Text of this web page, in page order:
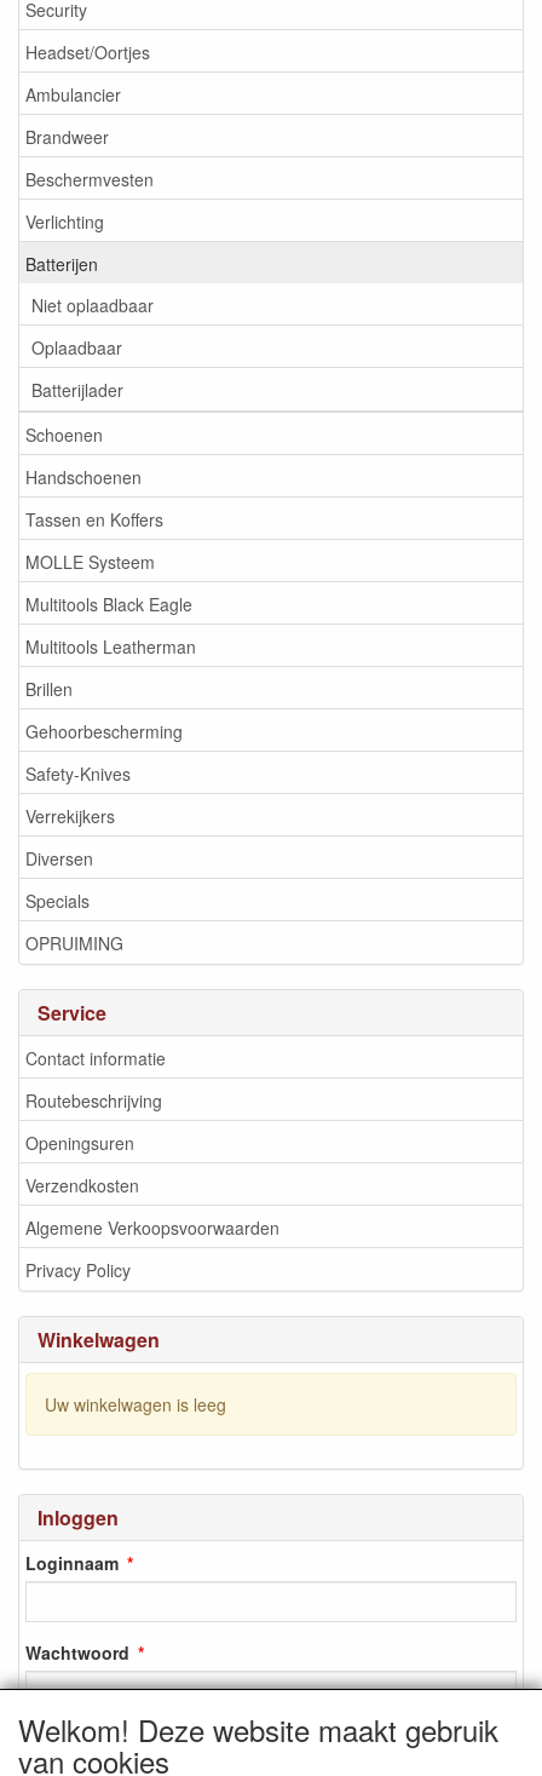
Security
Headset/Oortjes
Ambulancier
Brandweer
Beschermvesten
Verlichting
Batterijen
Niet oplaadbaar
Oplaadbaar
Batterijlader
Schoenen
Handschoenen
Tassen en Koffers
MOLLE Systeem
Multitools Black Eagle
Multitools Leatherman
Brillen
Gehoorbescherming
Safety-Knives
Verrekijkers
Diversen
Specials
OPRUIMING
Service
Contact informatie
Routebeschrijving
Openingsuren
Verzendkosten
Algemene Verkoopsvoorwaarden
Privacy Policy
Winkelwagen
Uw winkelwagen is leeg
Inloggen
Loginnaam
Wachtwoord
Welkom! Deze website maakt gebruik
van cookies